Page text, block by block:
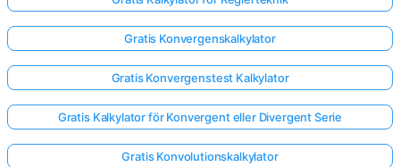
Gratis Konvergenskalkylator
Gratis Konvergenstest Kalkylator
Gratis Kalkylator för Konvergent eller Divergent Serie
Gratis Konvolutionskalkylator